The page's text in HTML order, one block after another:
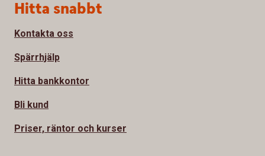
Sidfot
Hitta snabbt
Kontakta oss
Spärrhjälp
Hitta bankkontor
Bli kund
Priser, räntor och kurser